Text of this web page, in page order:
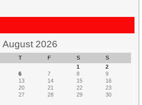
August 2026
T F S
S
1
2
6 7 8
9
13 14 15
16
20 21 22
23
27 28 29
30